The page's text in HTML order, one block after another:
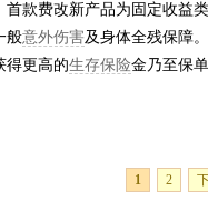
费改新产品为固定收益
般意外伤害及身体全残保障
得更高的生存保险金乃至保
1 2